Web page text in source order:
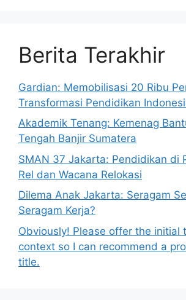
Berita Terakhir
Gardian: Memobilisasi 20 Ribu
Transformasi Pendidikan
Akademik Tenang: Kemenag
Tengah Banjir Sumatera
SMAN 37 Jakarta: Pendidikan di
Rel dan Wacana Relokasi
Dilema Anak Jakarta: Seragam
Seragam Kerja?
Obviously! Please offer the initial
context so I can recommend a
title.